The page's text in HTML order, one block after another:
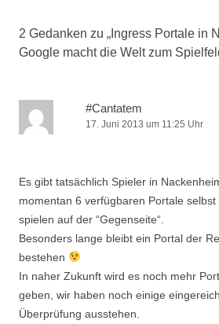
2 Gedanken zu „ Ingress Portale in
Google macht die Welt zum
#Cantatem
17. Juni 2013 um 11:25 Uhr
Es gibt tatsächlich Spieler in
momentan 6 verfügbaren Portale
spielen auf der “Gegenseite“.
Besonders lange bleibt ein Portal der
bestehen
In naher Zukunft wird es noch mehr
geben, wir haben noch einige
Überprüfung ausstehen.